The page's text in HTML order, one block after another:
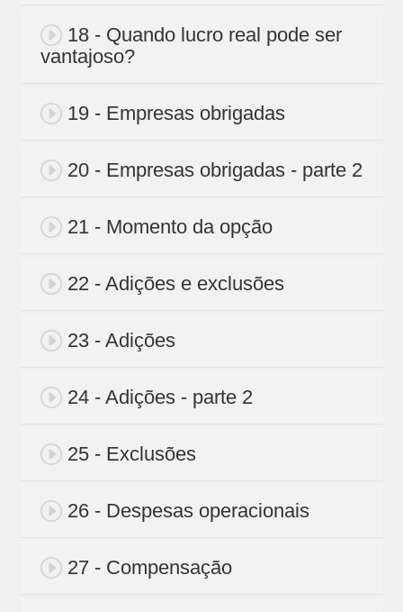
18 - Quando lucro real pode ser
vantajoso?
19 - Empresas obrigadas
20 - Empresas obrigadas - parte 2
21 - Momento da opção
22 - Adições e exclusões
23 - Adições
24 - Adições - parte 2
25 - Exclusões
26 - Despesas operacionais
27 - Compensação